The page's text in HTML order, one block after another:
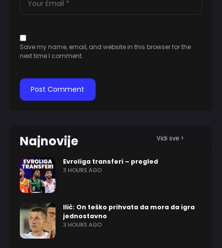
Save my name, email, and website in this browser for the
next time I comment.
Najnovije Vidi sve >
Evroliga transferi – pregled
3 HOURS AGO
Ilić: On teško prihvata da mora da igra
jednostavno
3 HOURS AGO